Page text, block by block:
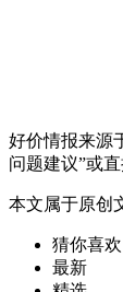
好价情报来源
问题建议”或
本文属于原创
猜你喜欢
最新